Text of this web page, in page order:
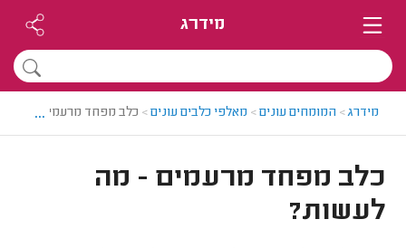
מידרג
מידרג> המומחים עונים> מאלפי כלבים עונים> כלב מפחד מרעמים - מה
...
כלב מפחד מרעמים - מה
לעשות?